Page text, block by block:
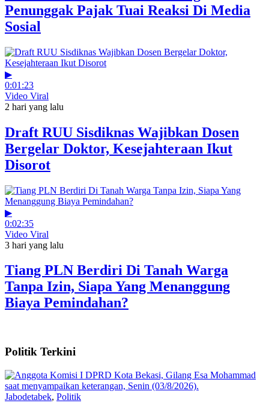
Penunggak Pajak Tuai Reaksi Di Media
Sosial
▶
0:01:23
Video Viral
2 hari yang lalu
Draft RUU Sisdiknas Wajibkan Dosen
Bergelar Doktor, Kesejahteraan Ikut
Disorot
▶
0:02:35
Video Viral
3 hari yang lalu
Tiang PLN Berdiri Di Tanah Warga
Tanpa Izin, Siapa Yang Menanggung
Biaya Pemindahan?
Politik Terkini
Jabodetabek, Politik